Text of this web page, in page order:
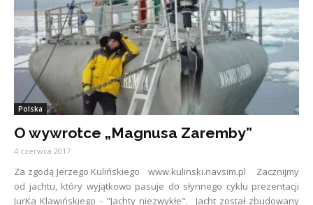
Polska
O wywrotce „Magnusa Zaremby”
4 czerwca 2017
Za zgodą Jerzego Kulińskiego www.kulinski.navsim.pl Zacznijmy
od jachtu, który wyjątkowo pasuje do słynnego cyklu prezentacji
JurKa Klawińskiego - "Jachty niezwykłe". Jacht został zbudowany